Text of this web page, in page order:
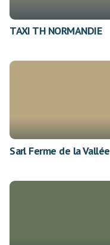
TAXI TH NORMANDIE
Sarl Ferme de la Vallée